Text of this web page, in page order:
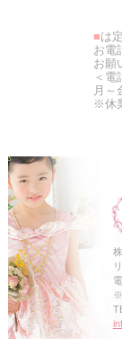
■は
お電
お願
＜電
月～
※休